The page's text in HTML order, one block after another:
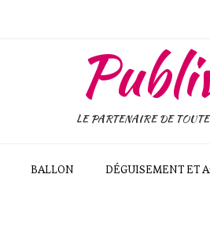
LE PARTENAIRE DE
BALLON DÉGUISEMENT ET